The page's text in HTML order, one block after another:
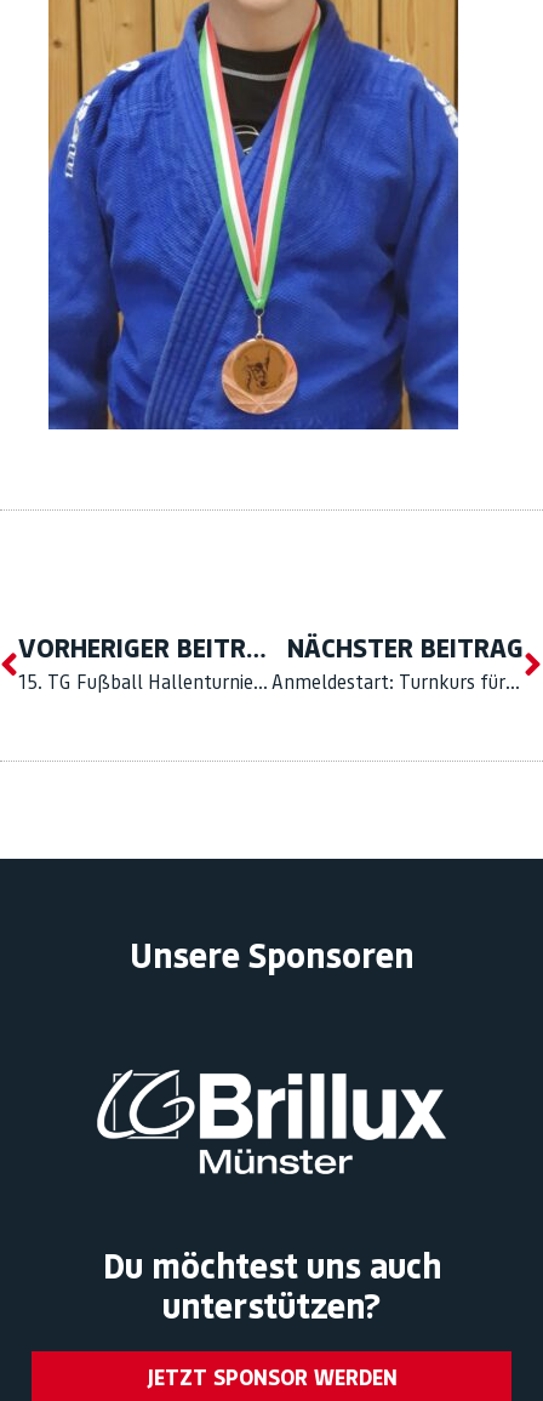
VORHERIGER BEITRAG
15. TG Fußball Hallenturnier endet im Siebenmeterschießen
NÄCHSTER BEITRAG
Anmeldestart: Turnkurs für Sportstudierende und Turnkurs für die Sporteignungsprüfung
Unsere Sponsoren
Du möchtest uns auch
unterstützen?
JETZT SPONSOR WERDEN